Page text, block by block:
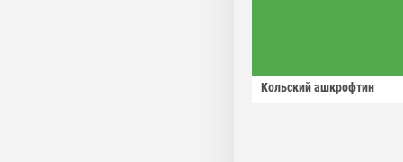
Кольский ашкрофтин